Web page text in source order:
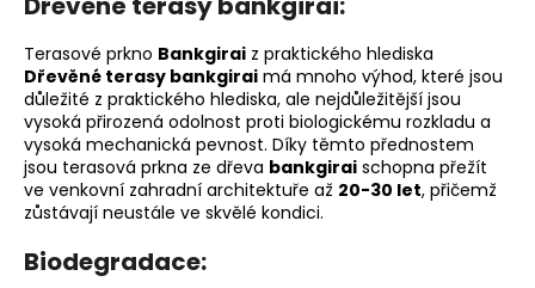
Terasové prkno Bankgirai z praktického hlediska
Dřevěné terasy bankgirai má mnoho výhod, které jsou
důležité z praktického hlediska, ale nejdůležitější jsou
vysoká přirozená odolnost proti biologickému rozkladu a
vysoká mechanická pevnost. Díky těmto přednostem
jsou terasová prkna ze dřeva bankgirai schopna přežít
ve venkovní zahradní architektuře až 20-30 let, přičemž
zůstávají neustále ve skvělé kondici.
Biodegradace: